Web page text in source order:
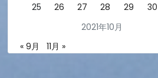
2021年10月
25
26 27 28 29 30
« 9月 11月 »